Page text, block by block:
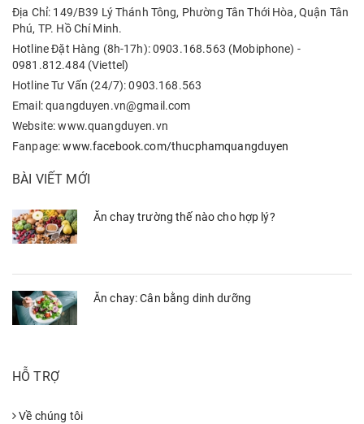
Địa Chỉ: 149/B39 Lý Thánh Tông, Phường Tân Thới Hòa, Quận Tân
Phú, TP. Hồ Chí Minh.
Hotline Đặt Hàng (8h-17h): 0903.168.563 (Mobiphone) -
0981.812.484 (Viettel)
Hotline Tư Vấn (24/7): 0903.168.563
Email: quangduyen.vn@gmail.com
Website: www.quangduyen.vn
Fanpage:www.facebook.com/thucphamquangduyen
BÀI VIẾT MỚI
Ăn chay trường thế nào cho hợp lý?
Ăn chay: Cân bằng dinh dưỡng
HỖ TRỢ
Về chúng tôi